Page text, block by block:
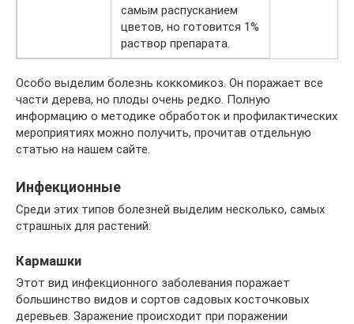
самым распусканием
цветов, но готовится 1%
раствор препарата.
Особо выделим болезнь коккомикоз. Он поражает все
части дерева, но плоды очень редко. Полную
информацию о методике обработок и профилактических
мероприятиях можно получить, прочитав отдельную
статью на нашем сайте.
Инфекционные
Среди этих типов болезней выделим несколько, самых
страшных для растений:
Кармашки
Этот вид инфекционного заболевания поражает
большинство видов и сортов садовых косточковых
деревьев. Заражение происходит при поражении